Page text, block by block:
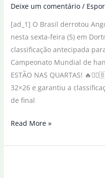
Feminina
Deixe um comentário /
[ad_1] O Brasil derrotou
nesta sexta-feira (5) em
classificação antecipada
Campeonato Mundial de
ESTÃO NAS QUARTAS!
32×26 e garantiu a
de final
Brasil
para
Read More »